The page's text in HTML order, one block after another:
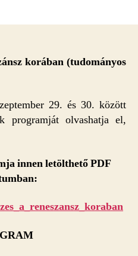
reneszánsz
Tudományos
ülésszak,
ELTE
szeptember
–
korában (tudományos
29. és 30. között
programját olvashatja el,
innen letölthető PDF